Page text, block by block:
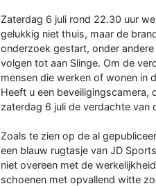
Zaterdag 6 juli rond 22.30 uur
gelukkig niet thuis, maar de
onderzoek gestart, onder
volgen tot aan Slinge. Om de
mensen die werken of wonen in
Heeft u een beveiligingscamera,
zaterdag 6 juli de verdachte van
Zoals te zien op de al
een blauw rugtasje van JD
niet overeen met de
schoenen met opvallend witte